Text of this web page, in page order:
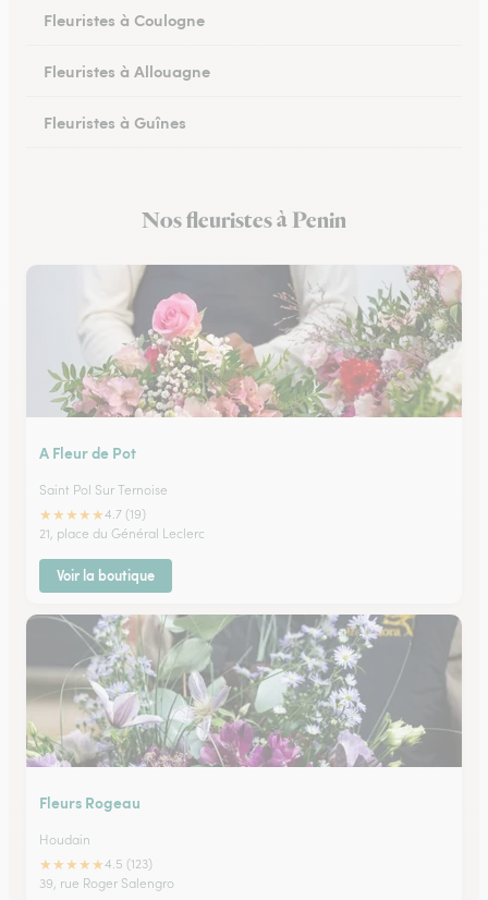
Fleuristes à Coulogne
Fleuristes à Allouagne
Fleuristes à Guînes
Fleuristes à Rang-du-Fliers
Nos fleuristes à Penin
A Fleur de Pot
Saint Pol Sur Ternoise
★★★★★4.7 (19)
21, place du Général Leclerc
Voir la boutique
Fleurs Rogeau
Houdain
★★★★★4.5 (123)
39, rue Roger Salengro